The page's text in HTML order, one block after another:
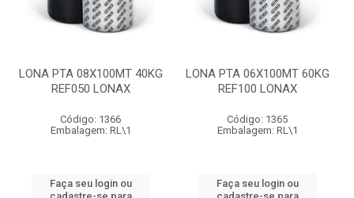
LONA PTA 08X100MT 40KG
REF050 LONAX
Código: 1366
Embalagem: RL\1
Faça seu login ou
LONA PTA 06X100MT 60KG
REF100 LONAX
Código: 1365
Embalagem: RL\1
Faça seu login ou